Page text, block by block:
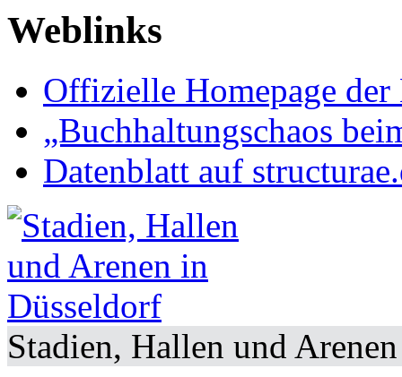
Weblinks
Offizielle Homepage der
„Buchhaltungschaos
Datenblatt auf
Stadien, Hallen und